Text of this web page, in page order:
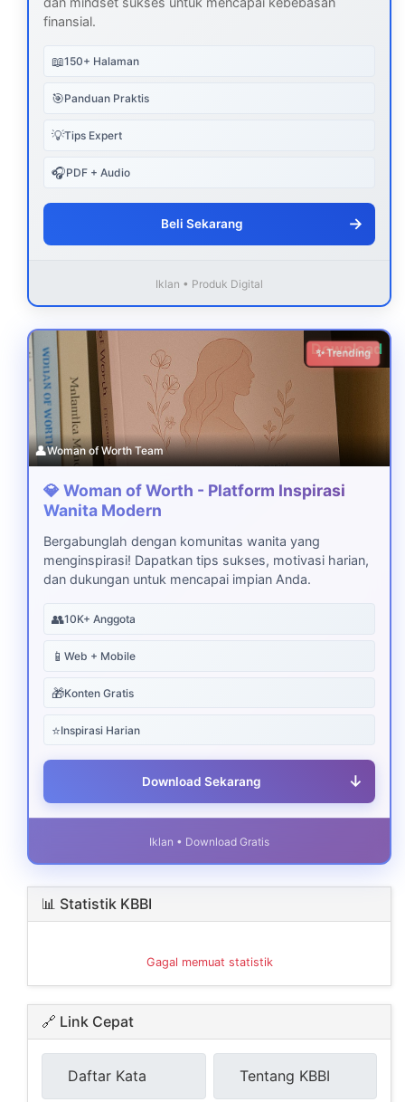
finansial.
📖150+ Halaman
🎯Panduan Praktis
💡Tips Expert
🎧PDF + Audio
Beli Sekarang →
Iklan • Produk Digital
Download
✨ Trending
👤Woman of Worth Team
💎 Woman of Worth - Platform Inspirasi
Wanita Modern
Bergabunglah dengan komunitas wanita yang
menginspirasi! Dapatkan tips sukses, motivasi harian,
dan dukungan untuk mencapai impian Anda.
👥10K+ Anggota
📱 Web + Mobile
🎁Konten Gratis
⭐Inspirasi Harian
Download Sekarang ↓
Iklan • Download Gratis
📊 Statistik KBBI
Gagal memuat statistik
🔗 Link Cepat
Daftar Kata Tentang KBBI